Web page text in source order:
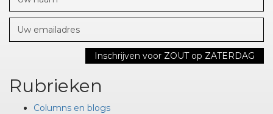
Rubrieken
Columns en blogs